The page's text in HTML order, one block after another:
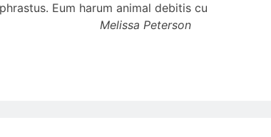
Eum harum animal debitis cu
Melissa Peterson